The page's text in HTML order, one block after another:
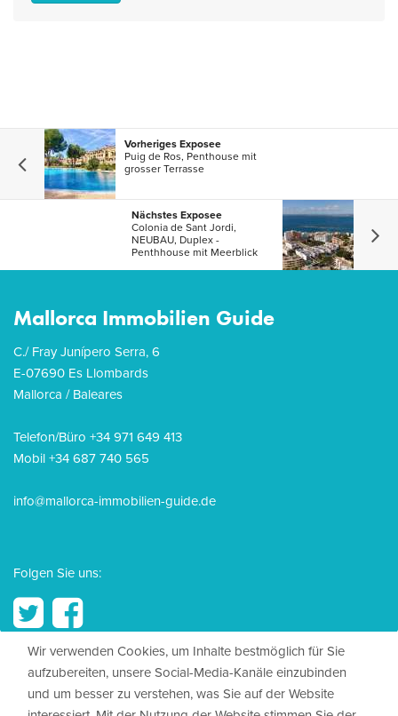
Vorheriges Exposee
Puig de Ros, Penthouse mit
grosser Terrasse
Nächstes Exposee
Colonia de Sant Jordi,
NEUBAU, Duplex -
Penthhouse mit Meerblick
Mallorca Immobilien Guide
C./ Fray Junípero Serra, 6
E-07690 Es Llombards
Mallorca / Baleares
Telefon/Büro +34 971 649 413
Mobil +34 687 740 565
info@mallorca-immobilien-guide.de
Folgen Sie uns:
© 2026, Mallorca Immobilien Guide
Wir verwenden Cookies, um Inhalte bestmöglich für Sie
aufzubereiten, unsere Social-Media-Kanäle einzubinden
und um besser zu verstehen, was Sie auf der Website